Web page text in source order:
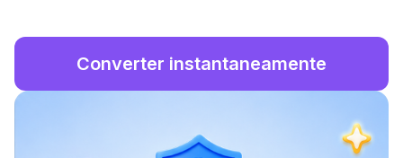
Converter instantaneamente